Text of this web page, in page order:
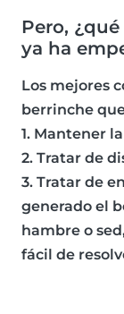
Pero,
ya ha
Los mejores
berrinche
1. Mantener
2. Tratar de
3. Tratar de
generado el
hambre o
fácil de